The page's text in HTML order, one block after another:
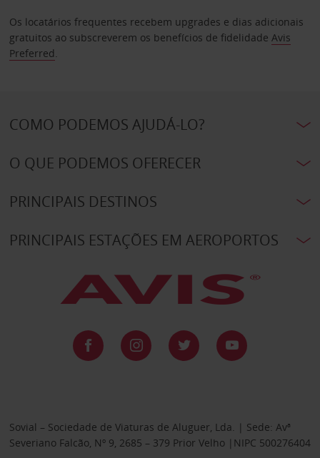
Os locatários frequentes recebem upgrades e dias adicionais
gratuitos ao subscreverem os benefícios de fidelidade Avis
Preferred.
COMO PODEMOS AJUDÁ-LO?
O QUE PODEMOS OFERECER
PRINCIPAIS DESTINOS
PRINCIPAIS ESTAÇÕES EM AEROPORTOS
Sovial – Sociedade de Viaturas de Aluguer, Lda. | Sede: Avª
Severiano Falcão, Nº 9, 2685 – 379 Prior Velho |NIPC 500276404